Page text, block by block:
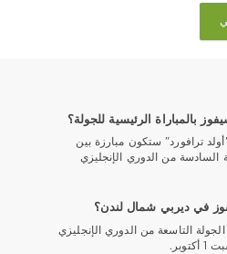
بالمباراة الرئيسية للجولة؟
ملعب "أولد ترافورد" ستكون مبارزة بين
السادسة من الدوري الإنجليزي
التاسعة من الدوري الإنجليزي